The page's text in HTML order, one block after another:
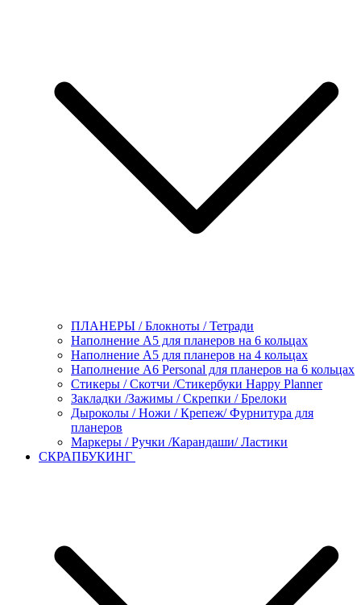
ПЛАНЕРЫ / Блокноты / Тетради
Наполнение А5 для планеров на 6 кольцах
Наполнение А5 для планеров на 4 кольцах
Наполнение А6 Personal для планеров на 6 кольцах
Стикеры / Скотчи /Стикербуки Happy Planner
Закладки /Зажимы / Скрепки / Брелоки
Дыроколы / Ножи / Крепеж/ Фурнитура для
планеров
Маркеры / Ручки /Карандаши/ Ластики
СКРАПБУКИНГ